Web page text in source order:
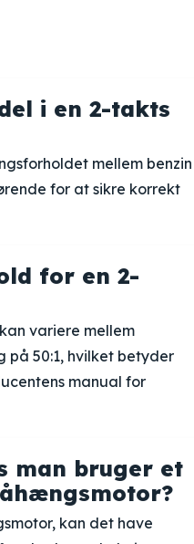
i en 2-takts
mellem benzin
for at sikre korrekt
for en 2-
variere mellem
på 50:1, hvilket betyder
manual for
man bruger et
kan det have